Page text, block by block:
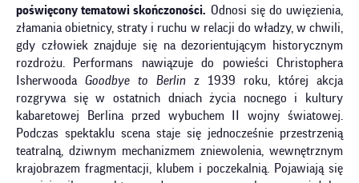
poświęcony tematowi skończoności. Odnosi się do uwięzienia,
złamania obietnicy, straty i ruchu w relacji do władzy, w chwili,
gdy człowiek znajduje się na dezorientującym historycznym
rozdrożu. Performans nawiązuje do powieści Christophera
Isherwooda Goodbye to Berlinz 1939 roku, której akcja
rozgrywa się w ostatnich dniach życia nocnego i kultury
kabaretowej Berlina przed wybuchem II wojny światowej.
Podczas spektaklu scena staje się jednocześnie przestrzenią
teatralną, dziwnym mechanizmem zniewolenia, wewnętrznym
krajobrazem fragmentacji, klubem i poczekalnią. Pojawiają się